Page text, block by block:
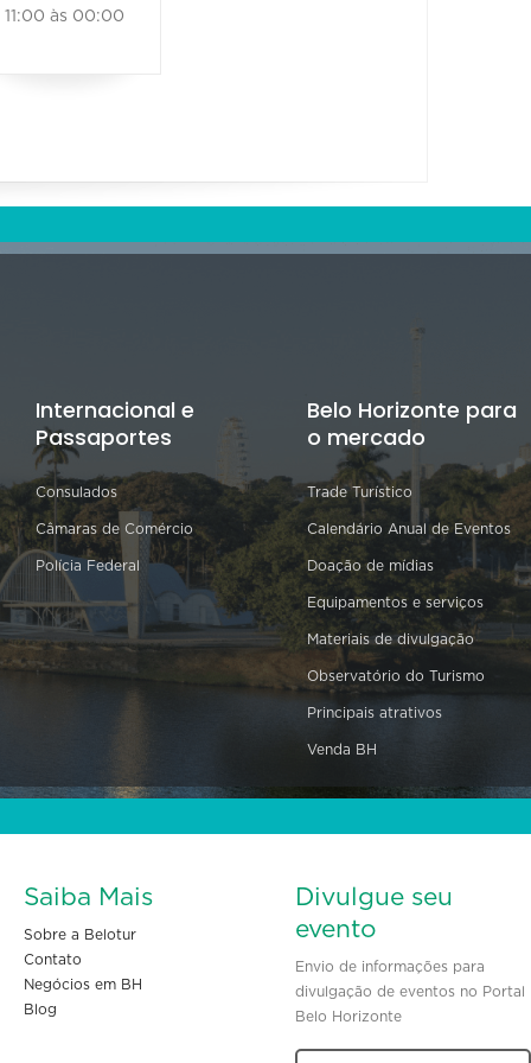
às 00:00
Internacional e
Passaportes
Consulados
Câmaras de Comércio
Polícia Federal
Belo Horizonte para
o mercado
Trade Turístico
Calendário Anual de Eventos
Doação de mídias
Equipamentos e serviços
Materiais de divulgação
Observatório do Turismo
Principais atrativos
Venda BH
Saiba Mais
Sobre a Belotur
Contato
Negócios em BH
Blog
Divulgue seu
evento
Envio de informações para
divulgação de eventos no Portal
Belo Horizonte